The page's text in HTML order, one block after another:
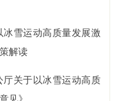
冰雪运动高质量发展激
解读
关于以冰雪运动高质